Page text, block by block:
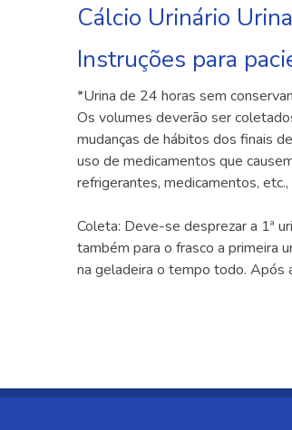
Cálcio Urinário
Instruções para
*Urina de 24 horas sem
Os volumes deverão ser
mudanças de hábitos dos finais
uso de medicamentos que
refrigerantes, medicamentos,
Coleta: Deve-se desprezar a 1ª
também para o frasco a primeira
na geladeira o tempo todo. Após